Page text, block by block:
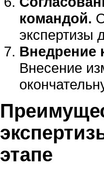
командой.
экспертизы
Внедрение
Внесение
этапе